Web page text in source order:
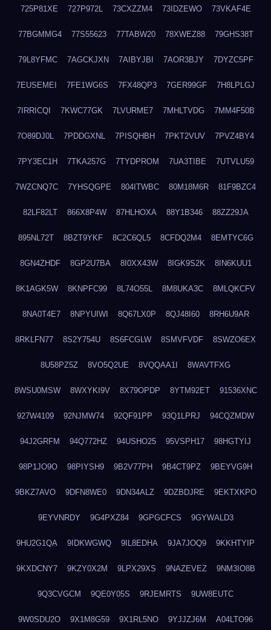
725P81XE 727P972L 73CXZZM4 73IDZEWO 73VKAF4E
77BGMMG4 77S55623 77TABW20 78XWEZ88 79GHS38T
79L8YFMC 7AGCKJXN 7AIBYJBI 7AOR3BJY 7DYZC5PF
7EUSEMEI 7FE1WG6S 7FX48QP3 7GER99GF 7H8LPLGJ
7IRRICQI 7KWC77GK 7LVURME7 7MHLTVDG 7MM4F50B
7O89DJ0L 7PDDGXNL 7PISQHBH 7PKT2VUV 7PVZ4BY4
7PY3EC1H 7TKA257G 7TYDPROM 7UA3TIBE 7UTVLU59
7WZCNQ7C 7YHSQGPE 804ITWBC 80M18M6R 81F9BZC4
82LF82LT 866X8P4W 87HLHOXA 88Y1B346 88ZZ29JA
895NL72T 8BZT9YKF 8C2C6QL5 8CFDQ2M4 8EMTYC6G
8GN4ZHDF 8GP2U7BA 8I0XX43W 8IGK9S2K 8IN6KUU1
8K1AGK5W 8KNPFC99 8L74O55L 8M8UKA3C 8MLQKCFV
8NA0T4E7 8NPYUIWI 8Q67LX0P 8QJ48I60 8RH6U9AR
8RKLFN77 8S2Y754U 8S6FCGLW 8SMVFVDF 8SWZO6EX
8U58PZ5Z 8VO5Q2UE 8VQQAA1I 8WAVTFXG
8WSU0MSW 8WXYKI9V 8X79OPDP 8YTM92ET 91536XNC
927W4109 92NJMW74 92QF91PP 93Q1LPRJ 94CQZMDW
94J2GRFM 94Q772HZ 94USHO25 95VSPH17 98HGTYIJ
98P1JO9O 98PIYSH9 9B2V77PH 9B4CT9PZ 9BEYVG9H
9BKZ7AVO 9DFN8WE0 9DN34ALZ 9DZBDJRE 9EKTXKPO
9EYVNRDY 9G4PXZ84 9GPGCFCS 9GYWALD3
9HU2G1QA 9IDKWGWQ 9IL8EDHA 9JA7JOQ9 9KKHTYIP
9KXDCNY7 9KZY0X2M 9LPX29XS 9NAZEVEZ 9NM3IO8B
9Q3CVGCM 9QE0Y05S 9RJEMRTS 9UW8EUTC
9W0SDU2O 9X1M8G59 9X1RL5NO 9YJJZJ6M A04LTO96